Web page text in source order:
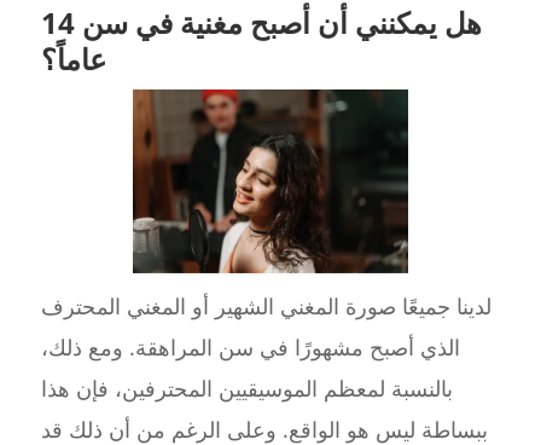
هل يمكنني أن أصبح مغنية في سن 14
عاماً؟
لدينا جميعًا صورة المغني الشهير أو المغني المحترف
الذي أصبح مشهورًا في سن المراهقة. ومع ذلك،
بالنسبة لمعظم الموسيقيين المحترفين، فإن هذا
ببساطة ليس هو الواقع. وعلى الرغم من أن ذلك قد